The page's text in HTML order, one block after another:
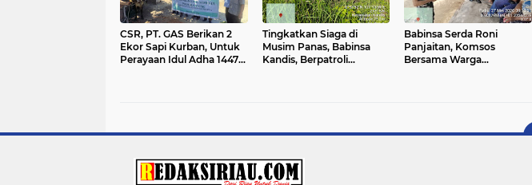
CSR, PT. GAS Berikan 2
Ekor Sapi Kurban, Untuk
Perayaan Idul Adha 1447
Tingkatkan Siaga di
Musim Panas, Babinsa
Kandis, Berpatroli
Babinsa Serda Roni
Panjaitan, Komsos
Bersama Warga